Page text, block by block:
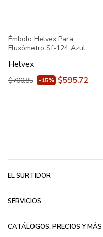
Émbolo Helvex Para
Fluxómetro Sf-124 Azul
Helvex
$700.85 -15% $595.72
EL SURTIDOR
SERVICIOS
CATÁLOGOS, PRECIOS Y MÁS